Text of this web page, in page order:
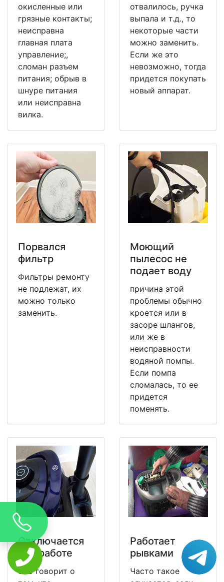
окисленные или
грязные контакты;
неисправна
главная плата
управление;,
сломан разъем
питания; обрыв в
шнуре питания
или неисправна
вилка.
отвалилось, ручка
выпала и т.д., то
некоторые части
можно заменить.
Если же это
невозможно, тогда
придется покупать
новый аппарат.
Порвался
фильтр
Фильтры ремонту
не подлежат, их
можно только
заменить.
Моющий
пылесос не
подает воду
причина этой
проблемы обычно
кроется или в
засоре шлангов,
или же в
неисправности
водяной помпы.
Если помпа
сломалась, то ее
придется
поменять.
Отключается
при работе
Это говорит о
Работает
рывками
Часто такое